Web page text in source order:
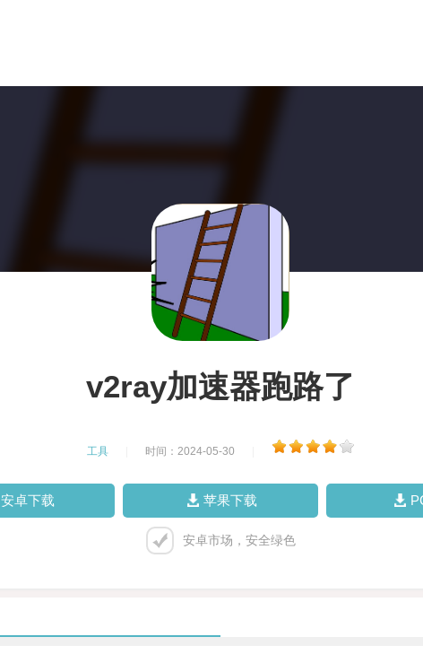
v2ray加速器跑路了
工具 时间：2024-05-30
安卓下载 苹果下载
安卓市场，安全绿色